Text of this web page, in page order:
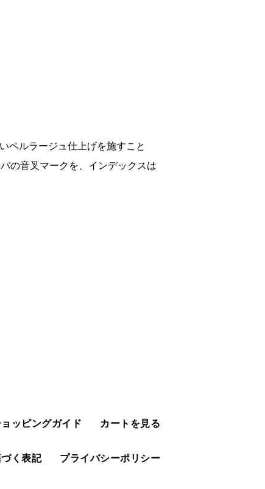
ペルラージュ仕上げを施すこと
の音叉マークを、インデックスは
ョッピングガイド カートを見る
く表記 プライバシーポリシー